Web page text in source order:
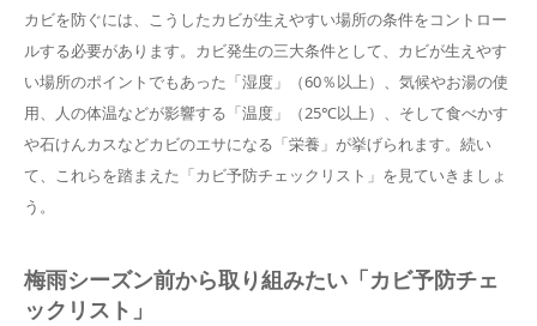
カビを防ぐには、こうしたカビが生えやすい場所の条件をコントロー
ルする必要があります。カビ発生の三大条件として、カビが生えやす
い場所のポイントでもあった「湿度」（60％以上）、気候やお湯の使
用、人の体温などが影響する「温度」（25℃以上）、そして食べかす
や石けんカスなどカビのエサになる「栄養」が挙げられます。続い
て、これらを踏まえた「カビ予防チェックリスト」を見ていきましょ
う。
梅雨シーズン前から取り組みたい「カビ予防チェ
ックリスト」